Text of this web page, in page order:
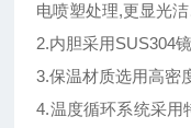
电喷塑处理,更显光
2.内胆采用SUS304
3.保温材质选用高密
4.温度循环系统采用